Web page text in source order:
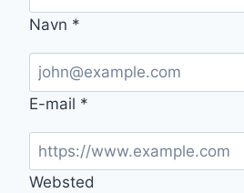
Navn *
E-mail *
Websted